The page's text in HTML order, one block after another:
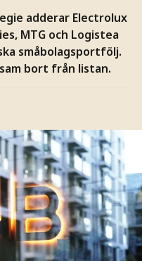
adderar Electrolux
MTG och Logistea
småbolagsportfölj.
bort från listan.